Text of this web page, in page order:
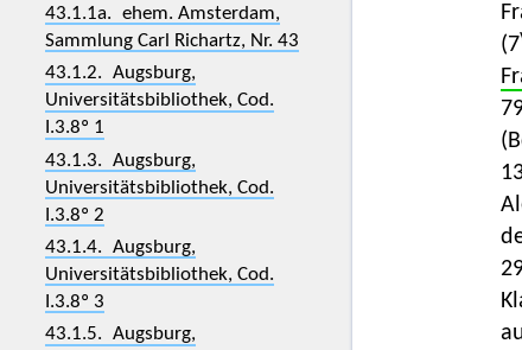
43.1.1a. ehem. Amsterdam,
Sammlung Carl Richartz, Nr. 43
43.1.2. Augsburg,
Universitätsbibliothek, Cod.
I.3.8º 1
43.1.3. Augsburg,
Universitätsbibliothek, Cod.
I.3.8º 2
43.1.4. Augsburg,
Universitätsbibliothek, Cod.
I.3.8º 3
43.1.5. Augsburg,
(7